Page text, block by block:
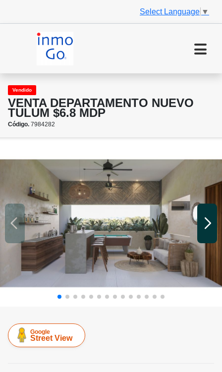
Select Language ▼
Vendido
VENTA DEPARTAMENTO NUEVO
TULUM $6.8 MDP
Código. 7984282
Google
Street View